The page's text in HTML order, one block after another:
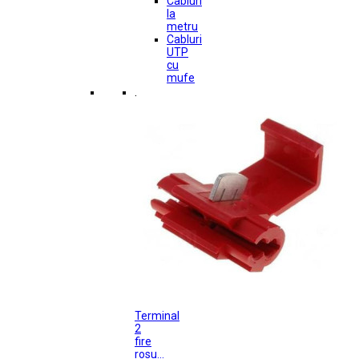
la
metru
Cabluri
UTP
cu
mufe
.
Terminal
2
fire
rosu...